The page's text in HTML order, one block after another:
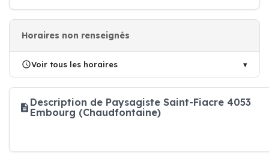
Horaires non renseignés
Voir tous les horaires
Description de Paysagiste Saint-Fiacre 4053
Embourg (Chaudfontaine)